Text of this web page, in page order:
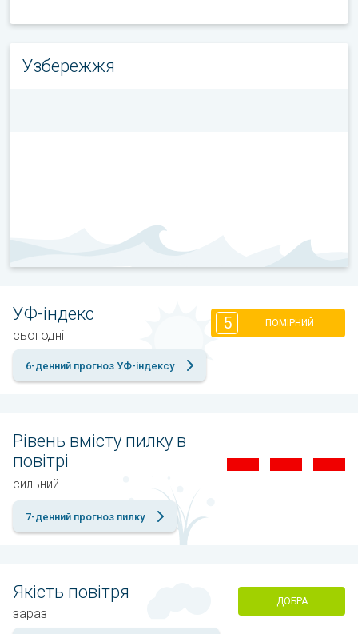
Узбережжя
УФ-індекс
сьогодні
5 ПОМІРНИЙ
6-денний прогноз УФ-індексу
Рівень вмісту пилку в
повітрі
сильний
7-денний прогноз пилку
Якість повітря
зараз
ДОБРА